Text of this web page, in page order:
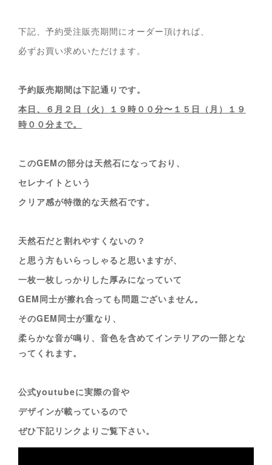
下記、予約受注販売期間にオーダー頂ければ、
必ずお買い求めいただけます。
予約販売期間は下記通りです。
本日、６月２日（火）１９時００分〜１５日（月）１９
時００分まで。
このGEMの部分は天然石になっており、
セレナイトという
クリア感が特徴的な天然石です。
天然石だと割れやすくないの？
と思う方もいらっしゃると思いますが、
一枚一枚しっかりした厚みになっていて
GEM同士が擦れ合っても問題ございません。
そのGEM同士が重なり、
柔らかな音が鳴り、音色を含めてインテリアの一部とな
ってくれます。
公式youtubeに実際の音や
デザインが載っているので
ぜひ下記リンクよりご覧下さい。